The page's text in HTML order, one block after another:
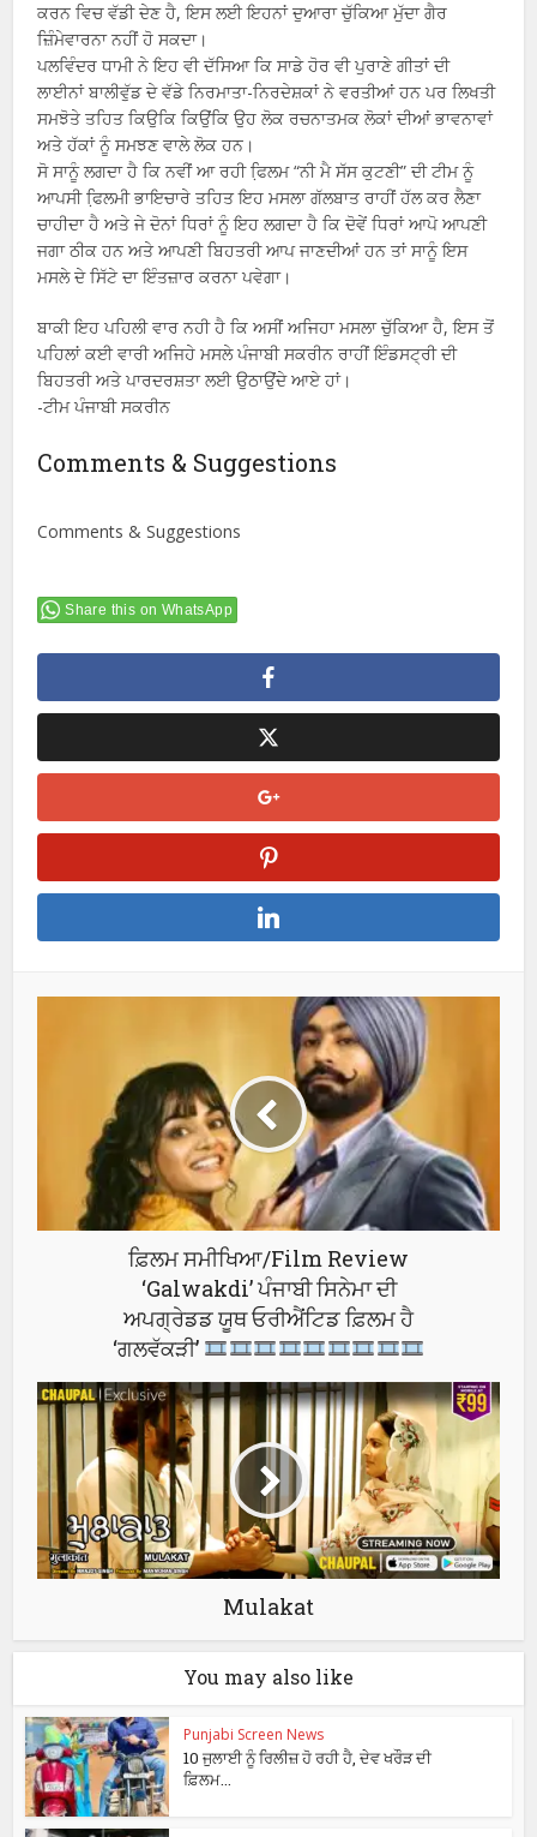
ਕਰਨ ਵਿਚ ਵੱਡੀ ਦੇਣ ਹੈ, ਇਸ ਲਈ ਇਹਨਾਂ ਦੁਆਰਾ ਚੁੱਕਿਆ ਮੁੱਦਾ ਗੈਰ
ਜ਼ਿੰਮੇਵਾਰਨਾ ਨਹੀਂ ਹੋ ਸਕਦਾ।
ਪਲਵਿੰਦਰ ਧਾਮੀ ਨੇ ਇਹ ਵੀ ਦੱਸਿਆ ਕਿ ਸਾਡੇ ਹੋਰ ਵੀ ਪੁਰਾਣੇ ਗੀਤਾਂ ਦੀ
ਲਾਈਨਾਂ ਬਾਲੀਵੁੱਡ ਦੇ ਵੱਡੇ ਨਿਰਮਾਤਾ-ਨਿਰਦੇਸ਼ਕਾਂ ਨੇ ਵਰਤੀਆਂ ਹਨ ਪਰ ਲਿਖਤੀ
ਸਮਝੋਤੇ ਤਹਿਤ ਕਿਉਕਿ ਕਿਉਂਕਿ ਉਹ ਲੋਕ ਰਚਨਾਤਮਕ ਲੋਕਾਂ ਦੀਆਂ ਭਾਵਨਾਵਾਂ
ਅਤੇ ਹੱਕਾਂ ਨੂੰ ਸਮਝਣ ਵਾਲੇ ਲੋਕ ਹਨ।
ਸੋ ਸਾਨੂੰ ਲਗਦਾ ਹੈ ਕਿ ਨਵੀਂ ਆ ਰਹੀ ਫਿ਼ਲਮ “ਨੀ ਮੈ ਸੱਸ ਕੁਟਣੀ” ਦੀ ਟੀਮ ਨੂੰ
ਆਪਸੀ ਫਿ਼ਲਮੀ ਭਾਇਚਾਰੇ ਤਹਿਤ ਇਹ ਮਸਲਾ ਗੱਲਬਾਤ ਰਾਹੀਂ ਹੱਲ ਕਰ ਲੈਣਾ
ਚਾਹੀਦਾ ਹੈ ਅਤੇ ਜੇ ਦੋਨਾਂ ਧਿਰਾਂ ਨੂੰ ਇਹ ਲਗਦਾ ਹੈ ਕਿ ਦੋਵੇਂ ਧਿਰਾਂ ਆਪੋ ਆਪਣੀ
ਜਗਾ ਠੀਕ ਹਨ ਅਤੇ ਆਪਣੀ ਬਿਹਤਰੀ ਆਪ ਜਾਣਦੀਆਂ ਹਨ ਤਾਂ ਸਾਨੂੰ ਇਸ
ਮਸਲੇ ਦੇ ਸਿੱਟੇ ਦਾ ਇੰਤਜ਼ਾਰ ਕਰਨਾ ਪਵੇਗਾ।
ਬਾਕੀ ਇਹ ਪਹਿਲੀ ਵਾਰ ਨਹੀ ਹੈ ਕਿ ਅਸੀਂ ਅਜਿਹਾ ਮਸਲਾ ਚੁੱਕਿਆ ਹੈ, ਇਸ ਤੋਂ
ਪਹਿਲਾਂ ਕਈ ਵਾਰੀ ਅਜਿਹੇ ਮਸਲੇ ਪੰਜਾਬੀ ਸਕਰੀਨ ਰਾਹੀਂ ਇੰਡਸਟ੍ਰੀ ਦੀ
ਬਿਹਤਰੀ ਅਤੇ ਪਾਰਦਰਸ਼ਤਾ ਲਈ ਉਠਾਉਂਦੇ ਆਏ ਹਾਂ।
-ਟੀਮ ਪੰਜਾਬੀ ਸਕਰੀਨ
Comments & Suggestions
Comments & Suggestions
Share this on WhatsApp
ਫ਼ਿਲਮ ਸਮੀਖਿਆ/Film Review
‘Galwakdi’ ਪੰਜਾਬੀ ਸਿਨੇਮਾ ਦੀ
ਅਪਗ੍ਰੇਡਡ ਯੂਥ ਓਰੀਐਂਟਿਡ ਫ਼ਿਲਮ ਹੈ
‘ਗਲਵੱਕੜੀ’
Mulakat
You may also like
Punjabi Screen News
10 ਜੁਲਾਈ ਨੂੰ ਰਿਲੀਜ਼ ਹੋ ਰਹੀ ਹੈ, ਦੇਵ ਖਰੌੜ ਦੀ
ਫ਼ਿਲਮ...